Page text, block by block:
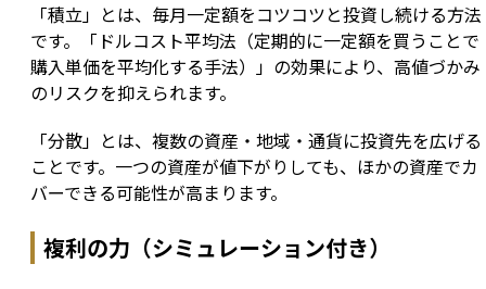
「積立」とは、毎月一定額をコツコツと投資し続ける方法
です。「ドルコスト平均法（定期的に一定額を買うことで
購入単価を平均化する手法）」の効果により、高値づかみ
のリスクを抑えられます。
「分散」とは、複数の資産・地域・通貨に投資先を広げる
ことです。一つの資産が値下がりしても、ほかの資産でカ
バーできる可能性が高まります。
複利の力（シミュレーション付き）